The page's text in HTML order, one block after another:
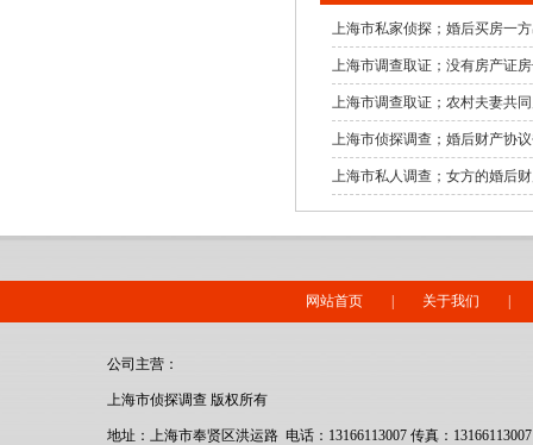
上海市私家侦探；婚后买房一
上海市调查取证；没有房产证
上海市调查取证；农村夫妻共
上海市侦探调查；婚后财产协
上海市私人调查；女方的婚后
网站首页 关于我们
公司主营：
上海市侦探调查 版权所有
地址：上海市奉贤区洪运路 电话：13166113007 传真：13166113007